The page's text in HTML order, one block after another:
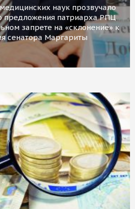
наук прозвучало
предложения патриарха РПЦ
запрете на «склонение» к
сенатора Маргариты